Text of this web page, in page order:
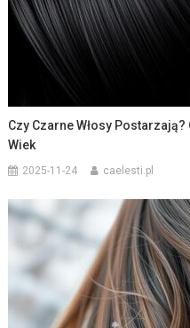
Czy Czarne Włosy Postarzają?
Wiek
2025-11-24 caelesti.pl